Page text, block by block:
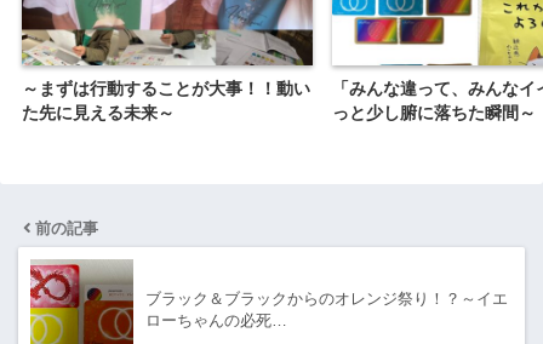
～まずは行動することが大事！！動い
た先に見える未来～
「みんな違って、みんなイ
っと少し腑に落ちた瞬間～
前の記事
ブラック＆ブラックからのオレンジ祭り！？～イエ
ローちゃんの必死…